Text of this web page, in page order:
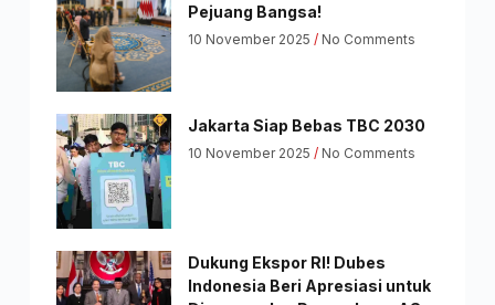
Pejuang Bangsa!
10 November 2025 No Comments
Jakarta Siap Bebas TBC 2030
10 November 2025 No Comments
Dukung Ekspor RI! Dubes
Indonesia Beri Apresiasi untuk